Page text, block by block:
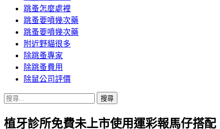
跳蚤怎麼處裡
跳蚤要噴幾次藥
跳蚤要噴幾次藥
附近野貓很多
除跳蚤專家
除跳蚤費用
除鼠公司評價
搜
關
植牙診所免費未上市使用運彩報馬仔搭配